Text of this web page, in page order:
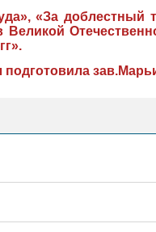
«За доблестный
подготовила